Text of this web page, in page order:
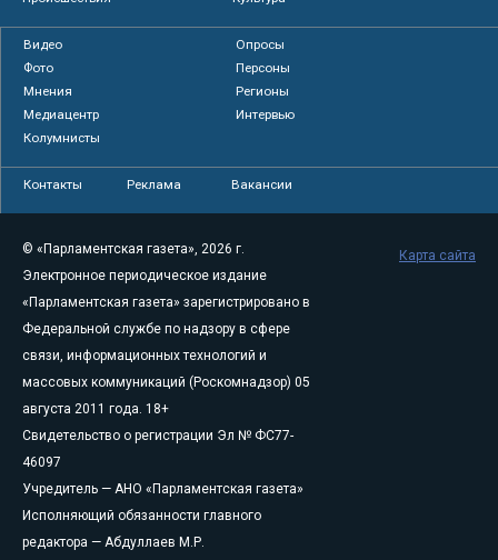
Видео
Опросы
Фото
Персоны
Мнения
Регионы
Медиацентр
Интервью
Колумнисты
Контакты Реклама Вакансии
© «Парламентская газета», 2026 г.
Электронное периодическое издание
«Парламентская газета» зарегистрировано в
Федеральной службе по надзору в сфере
связи, информационных технологий и
массовых коммуникаций (Роскомнадзор) 05
августа 2011 года. 18+
Свидетельство о регистрации Эл № ФС77-
46097
Учредитель — АНО «Парламентская газета»
Исполняющий обязанности главного
редактора — Абдуллаев М.Р.
Карта сайта